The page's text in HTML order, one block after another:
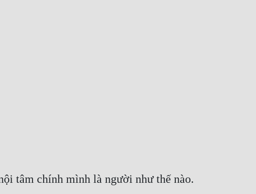
tâm chính mình là người như thế nào.